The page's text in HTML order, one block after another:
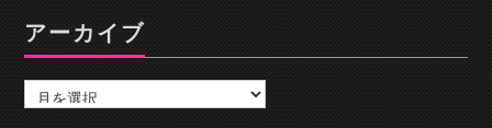
アーカイブ
カ